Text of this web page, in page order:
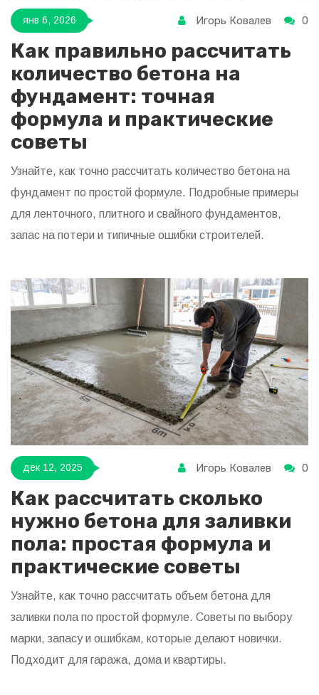
янв 6, 2026 Игорь Ковалев 0
Как правильно рассчитать
количество бетона на
фундамент: точная
формула и практические
советы
Узнайте, как точно рассчитать количество бетона на
фундамент по простой формуле. Подробные примеры
для ленточного, плитного и свайного фундаментов,
запас на потери и типичные ошибки строителей.
дек 12, 2025 Игорь Ковалев 0
Как рассчитать сколько
нужно бетона для заливки
пола: простая формула и
практические советы
Узнайте, как точно рассчитать объем бетона для
заливки пола по простой формуле. Советы по выбору
марки, запасу и ошибкам, которые делают новички.
Подходит для гаража, дома и квартиры.